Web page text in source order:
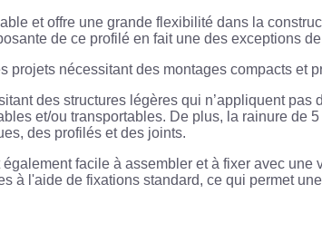
et offre une grande flexibilité dans la
de ce profilé en fait une des exceptions
projets nécessitant des montages compacts et
des structures légères qui n’appliquent
et/ou transportables. De plus, la rainure de
des profilés et des joints.
facile à assembler et à fixer avec
à l'aide de fixations standard, ce qui permet